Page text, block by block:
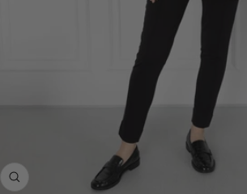
Powiększ